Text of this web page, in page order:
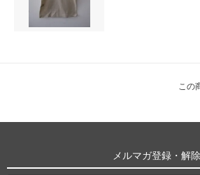
この
メルマガ登録・解除